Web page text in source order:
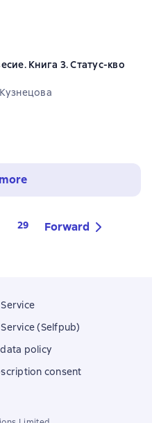
Книга 3. Статус-кво
4,8 на основе 493 оценок
29 Forward
(Selfpub)
policy
consent